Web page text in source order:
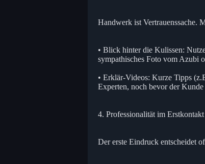
Handwerk ist Vertrauenssache.
• Blick hinter die Kulissen:
sympathisches Foto vom Azubi
• Erklär-Videos: Kurze Tipps
Experten, noch bevor der
4. Professionalität im Erstkontakt
Der erste Eindruck entscheidet